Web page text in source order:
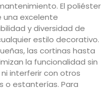
El poliéster
excelente
y diversidad de
estilo decorativo.
las cortinas hasta
la funcionalidad sin
interferir con otros
o estanterías. Para